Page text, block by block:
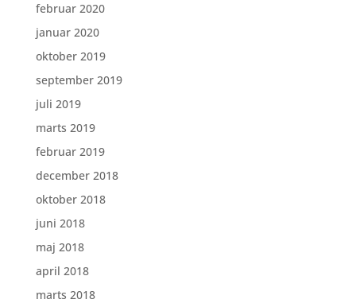
februar 2020
januar 2020
oktober 2019
september 2019
juli 2019
marts 2019
februar 2019
december 2018
oktober 2018
juni 2018
maj 2018
april 2018
marts 2018